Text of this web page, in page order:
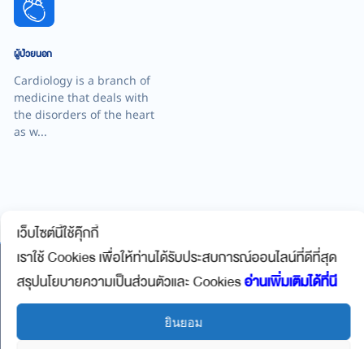
เว็บไซต์นี้ใช้คุ๊กกี้
เราใช้ Cookies เพื่อให้ท่านได้รับประสบการณ์ออนไลน์ที่ดีที่สุด
สรุปนโยบายความเป็นส่วนตัวและ Cookies อ่านเพิ่มเติมได้ที่นี
ยินยอม
ผู้ป่วยนอก
Cardiology is a branch of
medicine that deals with
the disorders of the heart
as w...